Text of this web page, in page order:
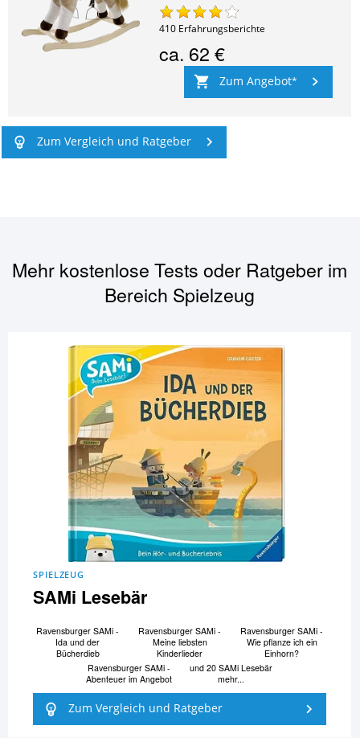
410 Erfahrungsberichte
ca. 62 €
Zum Angebot
Zum Vergleich und Ratgeber
Mehr kostenlose Tests oder Ratgeber im
Bereich Spielzeug
SPIELZEUG
SAMi Lesebär
Ravensburger SAMi -
Ida und der
Bücherdieb
Ravensburger SAMi -
Meine liebsten
Kinderlieder
Ravensburger SAMi -
Wie pflanze ich ein
Einhorn?
Ravensburger SAMi -
Abenteuer im Angebot
und 20 SAMi Lesebär
mehr...
Zum Vergleich und Ratgeber